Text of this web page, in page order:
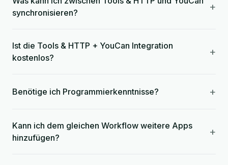
synchronisieren?
+
Ist die Tools & HTTP + YouCan Integration
kostenlos?
+
Benötige ich Programmierkenntnisse? +
Kann ich dem gleichen Workflow weitere Apps
hinzufügen?
+